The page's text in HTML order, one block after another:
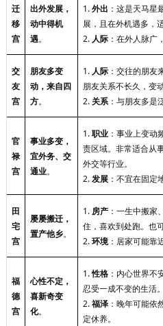
迁
移
宫
出外发展，
动中得机
遇。
1.外出 ：这是天马星
展，且在外机遇多，
2.人际：在外人脉广
交
友
宫
朋友多变
动，来自四
方。
1.人际：交往的朋友
朋友关系不长久，变动
2.关系：与朋友多是
官
禄
宫
事业多变，
宜外务、交
通业。
1.职业：事业上变动
责区域。非常适合从
外交等行业。
2.发展：不宜在固定
田
宅
宫
屡屡搬迁，
置产他乡。
1.房产：一生中搬家
住，喜欢到处跑。也
2.环境：居家可能靠
福
德
宫
心性不定，
喜新奇变
化。
1.性格：内心世界不
忍受一成不变的生活。
2.福泽：晚年可能依
定休养。